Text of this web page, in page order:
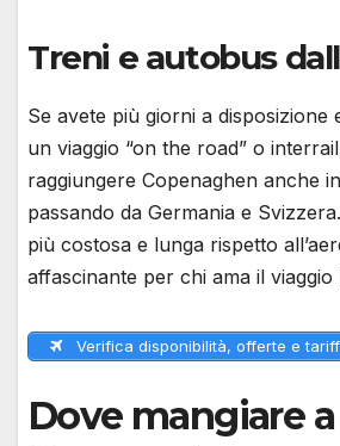
Treni e autobus
Se avete più giorni a disposizione
un viaggio “on the road” o
raggiungere Copenaghen anche in
passando da Germania e
più costosa e lunga rispetto
affascinante per chi ama il viaggio
Verifica disponibilità, offerte e
Dove mangiare a